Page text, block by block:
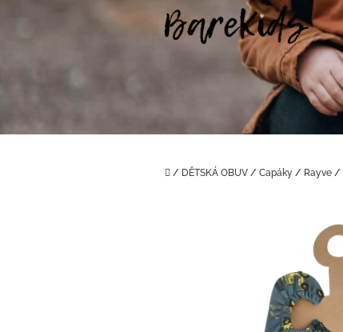
Domů
/ DĚTSKÁ OBUV / Capáky / Rayve /